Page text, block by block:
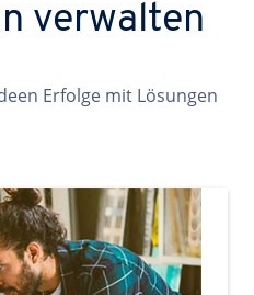
verwalten
Erfolge mit Lösungen